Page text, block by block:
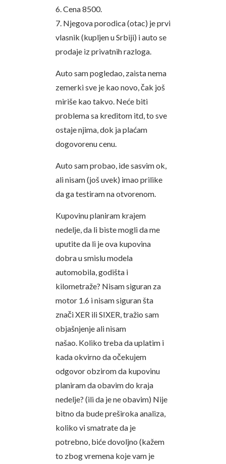
6. Cena 8500.
7. Njegova porodica (otac) je prvi
vlasnik (kupljen u Srbiji) i auto se
prodaje iz privatnih razloga.
Auto sam pogledao, zaista nema
zemerki sve je kao novo, čak još
miriše kao takvo. Neće biti
problema sa kreditom itd, to sve
ostaje njima, dok ja plaćam
dogovorenu cenu.
Auto sam probao, ide sasvim ok,
ali nisam (još uvek) imao prilike
da ga testiram na otvorenom.
Kupovinu planiram krajem
nedelje, da li biste mogli da me
uputite da li je ova kupovina
dobra u smislu modela
automobila, godišta i
kilometraže? Nisam siguran za
motor 1.6 i nisam siguran šta
znači XER ili SIXER, tražio sam
objašnjenje ali nisam
našao. Koliko treba da uplatim i
kada okvirno da očekujem
odgovor obzirom da kupovinu
planiram da obavim do kraja
nedelje? (ili da je ne obavim) Nije
bitno da bude preširoka analiza,
koliko vi smatrate da je
potrebno, biće dovoljno (kažem
to zbog vremena koje vam je